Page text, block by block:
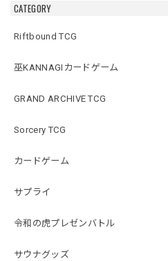
CATEGORY
Riftbound TCG
巫KANNAGIカードゲーム
GRAND ARCHIVE TCG
Sorcery TCG
カードゲーム
サプライ
令和の虎プレゼンバトル
サウナグッズ